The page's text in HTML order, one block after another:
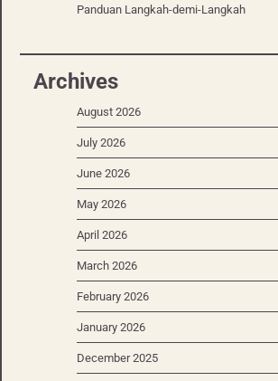
Panduan Langkah-demi-Langkah
Archives
August 2026
July 2026
June 2026
May 2026
April 2026
March 2026
February 2026
January 2026
December 2025